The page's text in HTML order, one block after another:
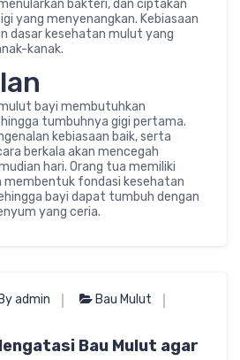
bakteri, dan ciptakan
yang menyenangkan. Kebiasaan
dasar kesehatan mulut yang
kanak.
bayi membutuhkan
tumbuhnya gigi pertama.
kebiasaan baik, serta
berkala akan mencegah
hari. Orang tua memiliki
membentuk fondasi kesehatan
bayi dapat tumbuh dengan
yang ceria.
By admin
Bau Mulut
Bau Mulut agar